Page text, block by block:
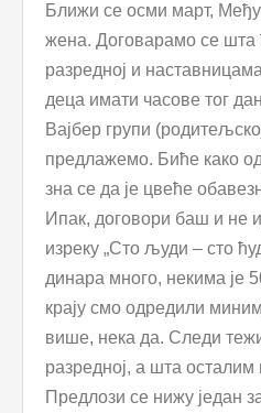
Ближи се осми март,
жена. Договарамо се шта
разредној и
деца имати часове тог
Вајбер групи
предлажемо. Биће како
зна се да је цвеће
Ипак, договори баш и не
изреку „Сто људи – сто
динара много, некима је
крају смо одредили
више, нека да. Следи
разредној, а шта
Предлози се нижу један